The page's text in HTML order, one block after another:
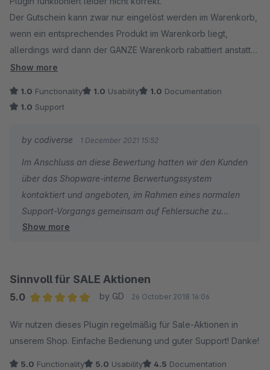
Der Gutschein kann zwar nur eingelöst werden im Warenkorb,
wenn ein entsprechendes Produkt im Warenkorb liegt,
allerdings wird dann der GANZE Warenkorb rabattiert anstatt
nur die Artikel aus dieser Kategorie.
Für uns ein NO-GO und ein falsches Versprechen des Plugins.
Show more
1.0 Functionality 1.0 Usability 1.0 Documentation
1.0 Support
by codiverse 1 December 2021 15:52
Im Anschluss an diese Bewertung hatten wir den Kunden
über das Shopware-interne Berwertungssystem
kontaktiert und angeboten, im Rahmen eines normalen
Support-Vorgangs gemeinsam auf Fehlersuche zu
gehen. Darauf wurde nicht reagiert. Uns wurde leider zu
wurden auch nicht (nachvollziehbar) kontaktiert.
unserer Sicht rufschädigend und einfach falsch.
Show more
Sinnvoll für SALE Aktionen
5.0
by GD 26 October 2018 16:06
Wir nutzen dieses Plugin regelmäßig für Sale-Aktionen in
unserem Shop. Einfache Bedienung und guter Support! Danke!
5.0 Functionality 5.0 Usability 4.5 Documentation